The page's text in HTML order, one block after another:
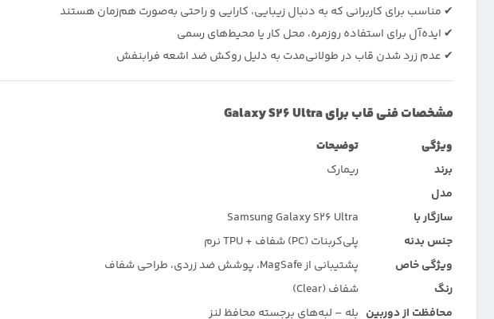
✔ مناسب برای کاربرانی که به دنبال زیبایی، کارایی و راحتی به‌صورت هم‌زمان هستند
✔ ایده‌آل برای استفاده روزمره، محل کار یا محیط‌های رسمی
✔ عدم زرد شدن قاب در طولانی‌مدت به دلیل روکش ضد اشعه فرابنفش
مشخصات فنی قاب برای Galaxy S26 Ultra
ویژگی
توضیحات
برند
ریمارک
مدل
سازگار با
Samsung Galaxy S26 Ultra
جنس بدنه
پلی‌کربنات (PC) شفاف + TPU نرم
ویژگی خاص
پشتیبانی از MagSafe، پوشش ضد زردی، طراحی شفاف
رنگ
شفاف (Clear)
محافظت از دوربین بله – لبه‌های برجسته محافظ لنز